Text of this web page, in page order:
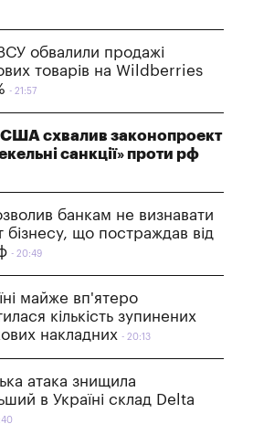
обвалили продажі
товарів на Wildberries
21:57
схвалив законопроект
санкції» проти рф
банкам не визнавати
бізнесу, що постраждав від
20:49
майже вп'ятеро
кількість зупинених
накладних
20:13
атака знищила
в Україні склад Delta